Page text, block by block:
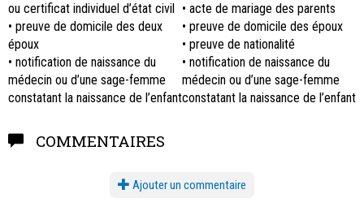
ou certificat individuel d’état civil
• preuve de domicile des deux
époux
• notification de naissance du
médecin ou d’une sage-femme
constatant la naissance de l’enfant
• acte de mariage des parents
• preuve de domicile des époux
• preuve de nationalité
• notification de naissance du
médecin ou d’une sage-femme
constatant la naissance de l’enfant
COMMENTAIRES
Ajouter un commentaire